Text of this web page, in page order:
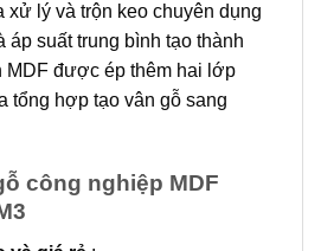
xử lý và trộn keo chuyên dụng
áp suất trung bình tạo thành
MDF được ép thêm hai lớp
tổng hợp tạo vân gỗ sang
công nghiệp MDF